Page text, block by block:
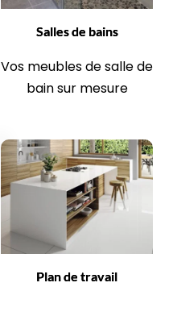
Salles de bains
Vos meubles de salle de
bain sur mesure
Plan de travail